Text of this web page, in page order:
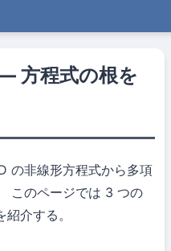
方程式の根を
の非線形方程式から多項
このページでは 3 つの
介する。